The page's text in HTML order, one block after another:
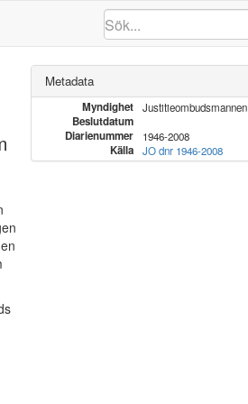
Metadata
Myndighet Justitieombudsmannen
Beslutdatum
Diarienummer
1946-2008
Källa JO dnr 1946-2008